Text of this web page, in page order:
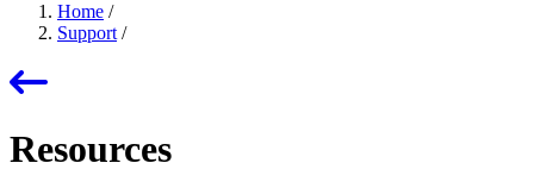
Home /
Support /
Resources